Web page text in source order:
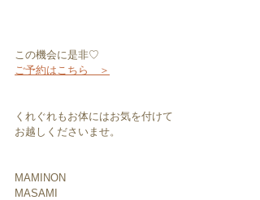
この機会に是非♡
ご予約はこちら　＞
くれぐれもお体にはお気を付けて
お越しくださいませ。
MAMINON
MASAMI